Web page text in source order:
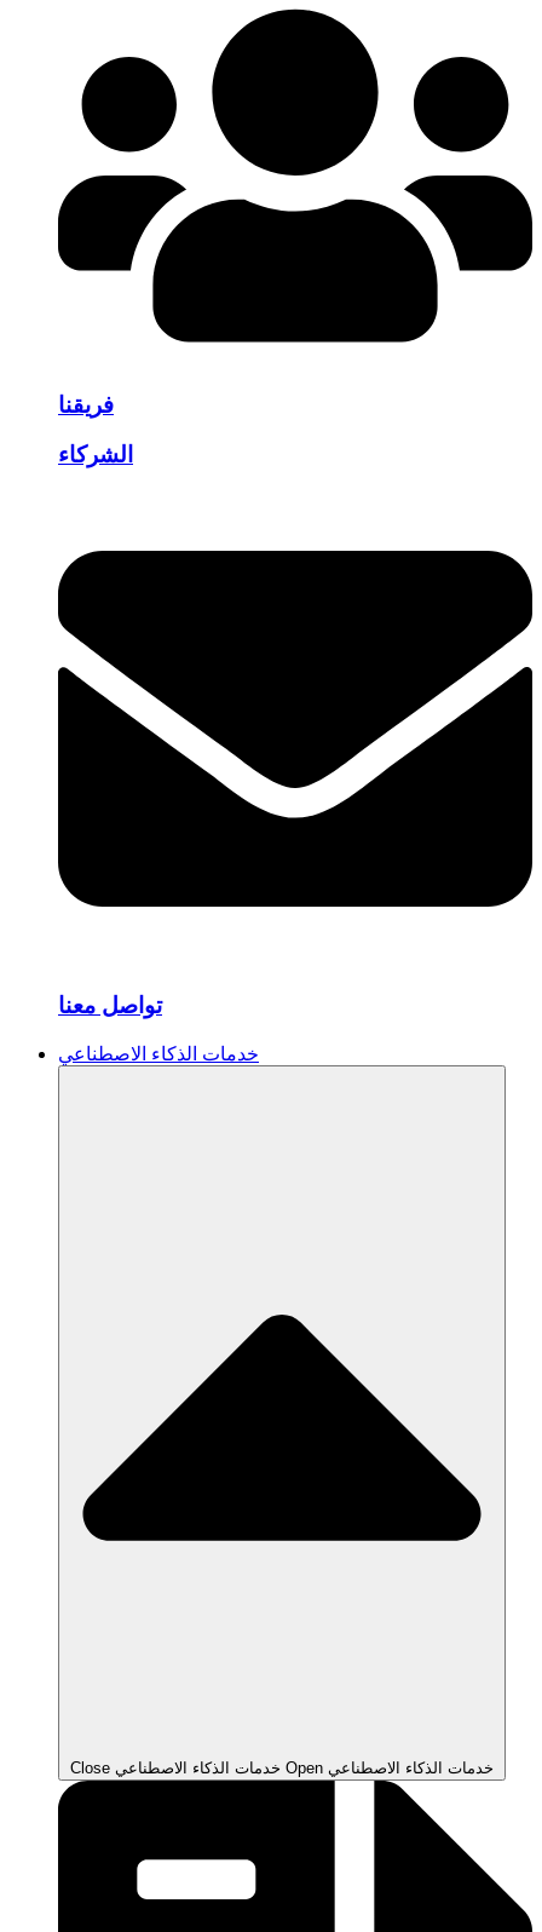
فريقنا
الشركاء
تواصل معنا
خدمات الذكاء الاصطناعي
Close خدمات الذكاء الاصطناعي Open خدمات الذكاء الاصطناعي